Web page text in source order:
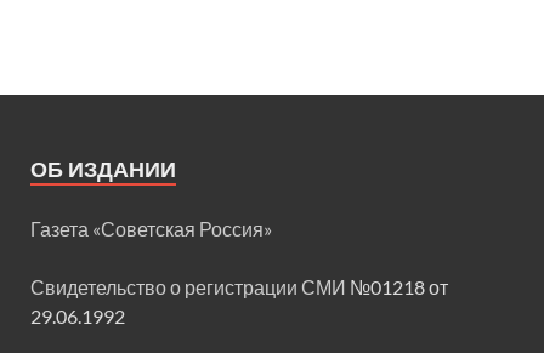
ОБ ИЗДАНИИ
Газета «Советская Россия»
Свидетельство о регистрации СМИ №01218 от
29.06.1992